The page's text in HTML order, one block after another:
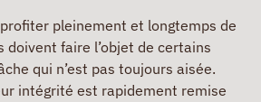
pleinement et longtemps de
doivent faire l’objet de certains
qui n’est pas toujours aisée.
intégrité est rapidement remise